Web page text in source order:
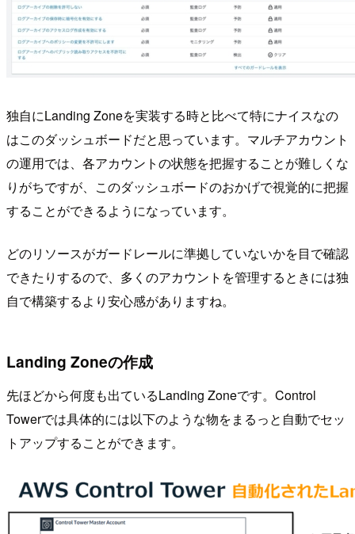
独自にLanding Zoneを実装する時と比べて特にナイスなの
はこのダッシュボードだと思っています。マルチアカウント
の運用では、各アカウントの状態を把握することが難しくな
りがちですが、このダッシュボードのおかげで視覚的に把握
することができるようになっています。
どのリソースがガードレールに準拠していないかを目で確認
できたりするので、多くのアカウントを管理するときには独
自で構築するより安心感がありますね。
Landing Zoneの作成
先ほどから何度も出ているLanding Zoneです。Control
Towerでは具体的には以下のような物をまるっと自動でセッ
トアップすることができます。